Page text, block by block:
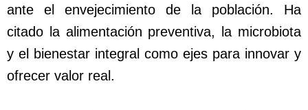
ante el envejecimiento de la población. Ha
citado la alimentación preventiva, la microbiota
y el bienestar integral como ejes para innovar y
ofrecer valor real.